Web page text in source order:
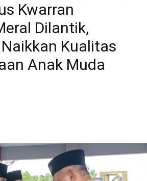
Kwarran
Dilantik,
Kualitas
Anak Muda